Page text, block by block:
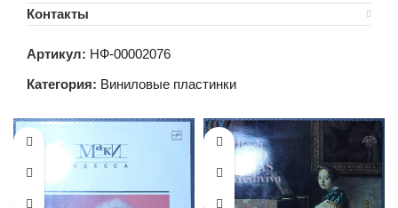
Контакты
Артикул: НФ-00002076
Категория: Виниловые пластинки